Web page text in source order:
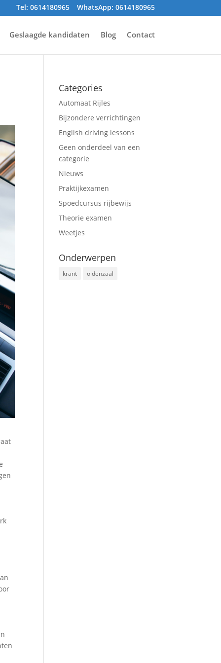
Tel: 0614180965 WhatsApp: 0614180965
Geslaagde kandidaten Blog Contact
Categories
Automaat Rijles
Bijzondere verrichtingen
English driving lessons
Geen onderdeel van een
categorie
Nieuws
Praktijkexamen
Spoedcursus rijbewijs
Theorie examen
Weetjes
Onderwerpen
krant oldenzaal